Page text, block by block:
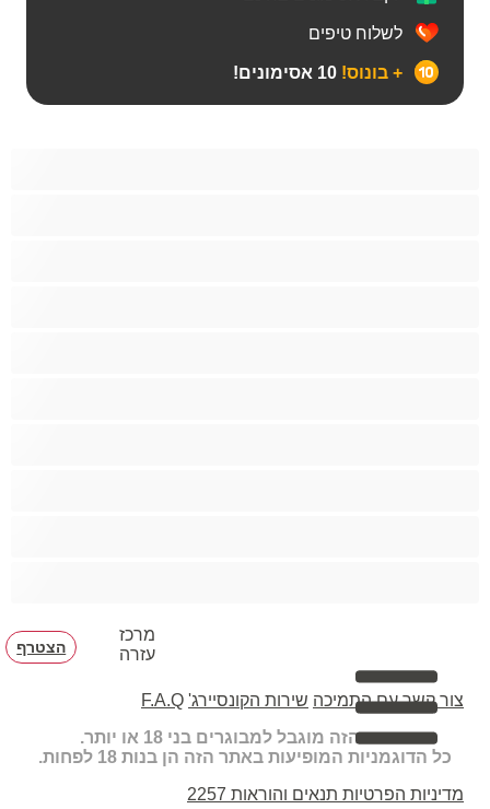
לשלוח טיפים
+ בונוס!
מרכז
עזרה
הצטרף
צור קשר עם התמיכה שירות הקונסיירג' F.A.Q
האתר הזה מוגבל למבוגרים בני 18 או יותר.
כל הדוגמניות המופיעות באתר הזה הן בנות 18 לפחות.
מדיניות הפרטיות תנאים והוראות 2257